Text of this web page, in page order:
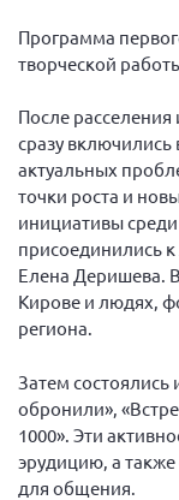
Экспертный
Конференция
Документы
Второй съезд
Третий съезд
Четвертый
Программа
творческой
После расселения
сразу включились
актуальных
точки роста и
инициативы
присоединились
Елена Деришева.
Кирове и людях,
региона.
Затем
обронили»,
1000». Эти
эрудицию, а
для общения.